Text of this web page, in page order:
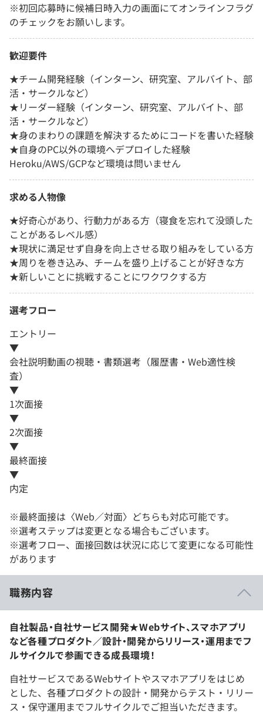
※初回応募時に候補日時入力の画面にてオンラインフラグ
のチェックをお願いします。
歓迎要件
★チーム開発経験（インターン、研究室、アルバイト、部
活・サークルなど）
★リーダー経験（インターン、研究室、アルバイト、部
活・サークルなど）
★身のまわりの課題を解決するためにコードを書いた経験
★自身のPC以外の環境へデプロイした経験
Heroku/AWS/GCPなど環境は問いません
求める人物像
★好奇心があり、行動力がある方（寝食を忘れて没頭した
ことがあるレベル感）
★現状に満足せず自身を向上させる取り組みをしている方
★周りを巻き込み、チームを盛り上げることが好きな方
★新しいことに挑戦することにワクワクする方
選考フロー
エントリー
▼
会社説明動画の視聴・書類選考（履歴書・Web適性検
査）
▼
1次面接
▼
2次面接
▼
最終面接
▼
内定
※最終面接は〈Web／対面〉どちらも対応可能です。
※選考ステップは変更となる場合もございます。
※選考フロー、面接回数は状況に応じて変更になる可能性
があります
職務内容
自社製品・自社サービス開発★Webサイト、スマホアプリ
など各種プロダクト／設計・開発からリリース・運用までフ
ルサイクルで参画できる成長環境！
自社サービスであるWebサイトやスマホアプリをはじめ
とした、各種プロダクトの設計・開発からテスト・リリー
ス・保守運用までフルサイクルでご担当いただきます。